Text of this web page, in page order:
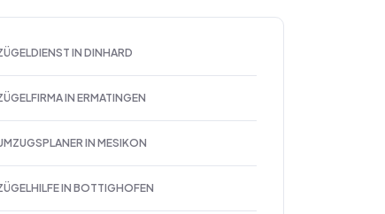
IN DINHARD
IN ERMATINGEN
IN MESIKON
IN BOTTIGHOFEN